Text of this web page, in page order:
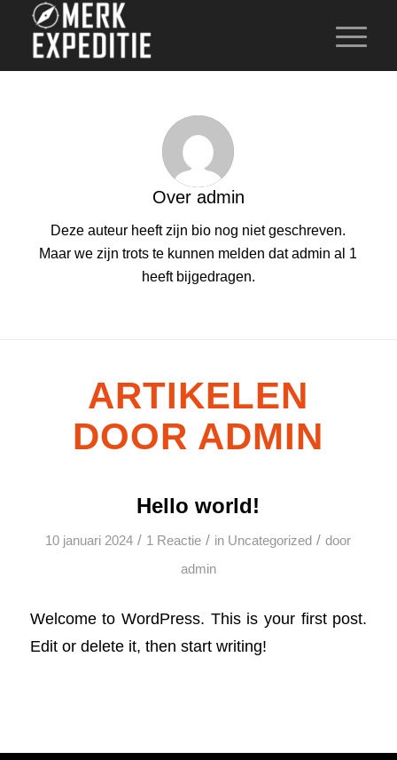
Over admin
Deze auteur heeft zijn bio nog niet geschreven.
Maar we zijn trots te kunnen melden datadmin al 1
heeft bijgedragen.
ARTIKELEN
DOOR ADMIN
Hello world!
10 januari 2024 / 1 Reactie / in Uncategorized / door
admin
Welcome to WordPress. This is your first post.
Edit or delete it, then start writing!